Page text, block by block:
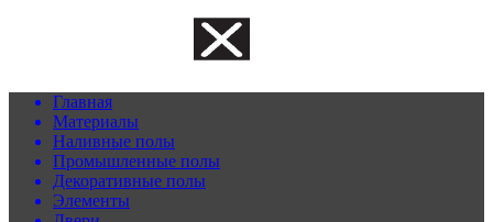
Главная
Материалы
Наливные полы
Промышленные полы
Декоративные полы
Элементы